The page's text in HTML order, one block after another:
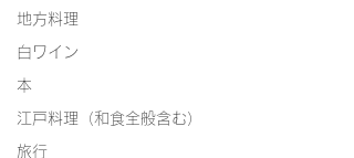
地方料理
白ワイン
本
江戸料理（和食全般含む）
旅行